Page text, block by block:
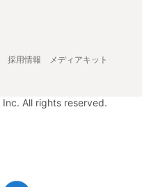
採用情報 メディアキット
All rights reserved.